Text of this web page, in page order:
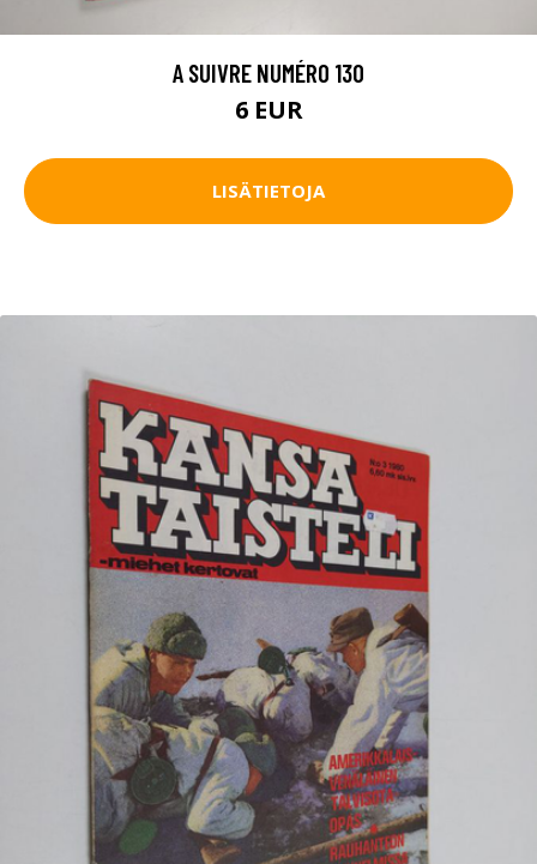
A SUIVRE NUMÉRO 130
6 EUR
LISÄTIETOJA